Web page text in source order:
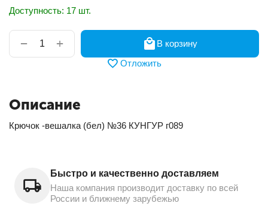
Доступность: 17 шт.
+
−
В корзину
Отложить
Описание
Крючок -вешалка (бел) №36 КУНГУР г089
Быстро и качественно доставляем
Наша компания производит доставку по всей
России и ближнему зарубежью